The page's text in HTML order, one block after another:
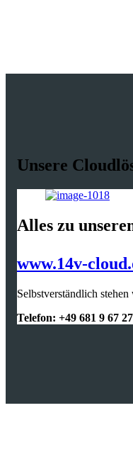
Unsere
Alles zu
www.14v-
Selbstverständlich
Telefon: +49 681 9 67